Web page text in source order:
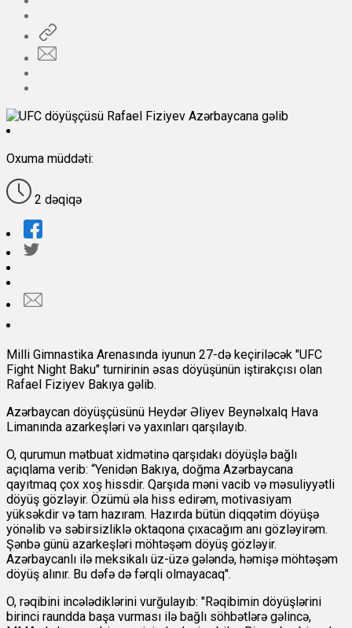
Oxuma müddəti:
2 dəqiqə
Milli Gimnastika Arenasında iyunun 27-də keçiriləcək "UFC
Fight Night Baku" turnirinin əsas döyüşünün iştirakçısı olan
Rafael Fiziyev Bakıya gəlib.
Azərbaycan döyüşçüsünü Heydər Əliyev Beynəlxalq Hava
Limanında azarkeşləri və yaxınları qarşılayıb.
O, qurumun mətbuat xidmətinə qarşıdakı döyüşlə bağlı
açıqlama verib: “Yenidən Bakıya, doğma Azərbaycana
qayıtmaq çox xoş hissdir. Qarşıda məni vacib və məsuliyyətli
döyüş gözləyir. Özümü əla hiss edirəm, motivasiyam
yüksəkdir və tam hazıram. Hazırda bütün diqqətim döyüşə
yönəlib və səbirsizliklə oktaqona çıxacağım anı gözləyirəm.
Şənbə günü azarkeşləri möhtəşəm döyüş gözləyir.
Azərbaycanlı ilə meksikalı üz-üzə gələndə, həmişə möhtəşəm
döyüş alınır. Bu dəfə də fərqli olmayacaq".
O, rəqibini incələdiklərini vurğulayıb: "Rəqibimin döyüşlərini
birinci raundda başa vurması ilə bağlı söhbətlərə gəlincə,